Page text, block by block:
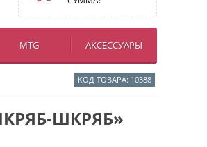
MTG АКСЕССУАРЫ
КОД ТОВАРА: 10388
ШКРЯБ»